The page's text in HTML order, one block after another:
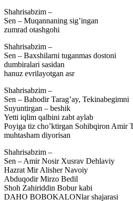
Shahrisabzim –
Sen – Muqannaning sig’ingan
zumrad otashgohi
Shahrisabzim –
Sen – Baxshilarni tuganmas dostoni
dumbiralari sasidan
hanuz evrilayotgan asr
Shahrisabzim –
Sen – Bahodir Tarag’ay, Tekinabegimni
Suyuntirgan – beshik
Yetti iqlim qalbini zabt aylab
Poyiga tiz cho’ktirgan Sohibqiron Amir
muhtasham diyorisan
Shahrisabzim –
Sen – Amir Nosir Xusrav Dehlaviy
Hazrat Mir Alisher Navoiy
Abduqodir Mirzo Bedil
Shoh Zahiriddin Bobur kabi
DAHO BOBOKALONlar shajarasi